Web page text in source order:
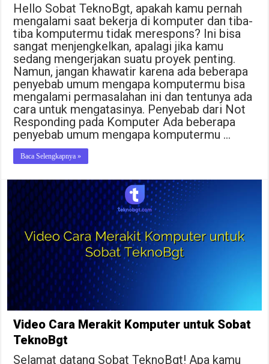
Hello Sobat TeknoBgt, apakah kamu pernah
mengalami saat bekerja di komputer dan tiba-
tiba komputermu tidak merespons? Ini bisa
sangat menjengkelkan, apalagi jika kamu
sedang mengerjakan suatu proyek penting.
Namun, jangan khawatir karena ada beberapa
penyebab umum mengapa komputermu bisa
mengalami permasalahan ini dan tentunya ada
cara untuk mengatasinya. Penyebab dari Not
Responding pada Komputer Ada beberapa
penyebab umum mengapa komputermu …
Baca Selengkapnya »
Video Cara Merakit Komputer untuk Sobat
TeknoBgt
Selamat datang Sobat TeknoBgt! Apa kamu